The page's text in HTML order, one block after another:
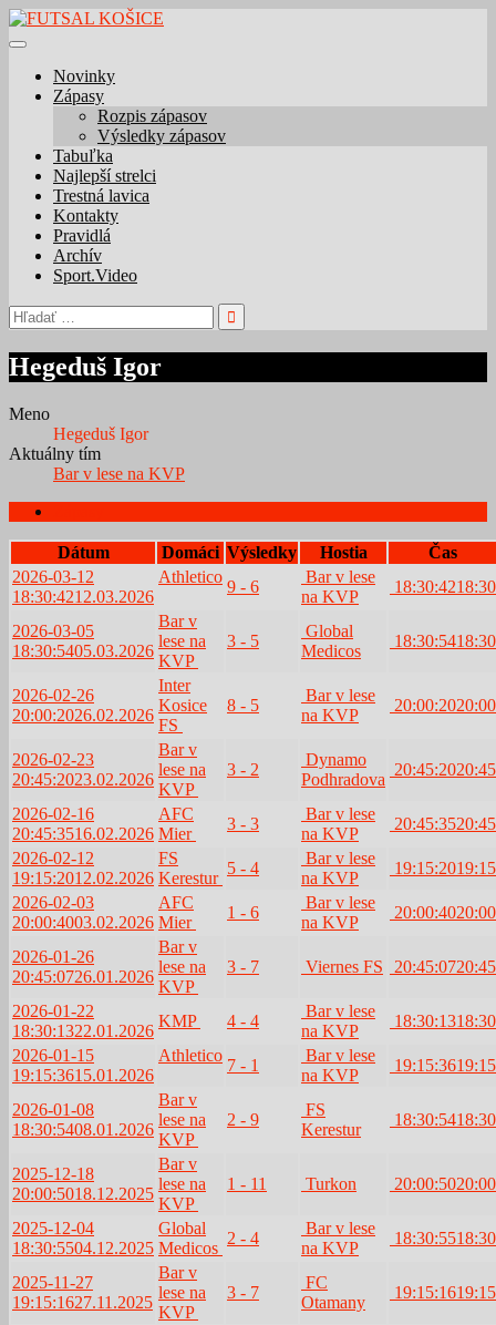
Skip
to
Novinky
Zápasy
Rozpis zápasov
Výsledky zápasov
Tabuľka
Najlepší strelci
Trestná lavica
Kontakty
Pravidlá
Archív
Sport.Video
Hľadať:
Hegeduš Igor
Meno
Hegeduš Igor
Aktuálny tím
Bar v lese na KVP
Dátum Domáci Výsledky Hostia
Čas
2026-03-12
18:30:4212.03.2026
Athletico
9 - 6
Bar v lese
na KVP
18:30:4218:30
2026-03-05
18:30:5405.03.2026
Bar v
lese na
KVP
3 - 5
Global
Medicos
18:30:5418:30
2026-02-26
20:00:2026.02.2026
Inter
Kosice
FS
8 - 5
Bar v lese
na KVP
20:00:2020:00
2026-02-23
20:45:2023.02.2026
Bar v
lese na
KVP
3 - 2
Dynamo
Podhradova
20:45:2020:45
2026-02-16
20:45:3516.02.2026
AFC
Mier
3 - 3
Bar v lese
na KVP
20:45:3520:45
2026-02-12
19:15:2012.02.2026
FS
Kerestur
5 - 4
Bar v lese
na KVP
19:15:2019:15
2026-02-03
20:00:4003.02.2026
AFC
Mier
1 - 6
Bar v lese
na KVP
20:00:4020:00
2026-01-26
20:45:0726.01.2026
Bar v
lese na
KVP
3 - 7 Viernes FS 20:45:0720:45
2026-01-22
18:30:1322.01.2026
KMP 4 - 4
Bar v lese
na KVP
18:30:1318:30
2026-01-15
19:15:3615.01.2026
Athletico
7 - 1
Bar v lese
na KVP
19:15:3619:15
2026-01-08
18:30:5408.01.2026
Bar v
lese na
KVP
2 - 9
FS
Kerestur
18:30:5418:30
2025-12-18
20:00:5018.12.2025
Bar v
lese na
KVP
1 - 11 Turkon 20:00:5020:00
2025-12-04
18:30:5504.12.2025
Global
Medicos
2 - 4
Bar v lese
na KVP
18:30:5518:30
2025-11-27
19:15:1627.11.2025
Bar v
lese na
KVP
3 - 7
FC
Otamany
19:15:1619:15